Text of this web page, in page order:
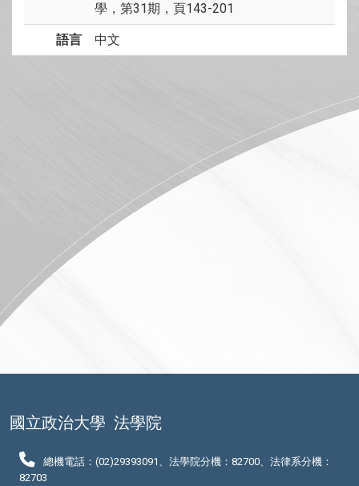
學，第31期，頁143-201
語言 中文
國立政治大學 法學院
總機電話：(02)29393091、法學院分機：82700、法律系分機：
82703